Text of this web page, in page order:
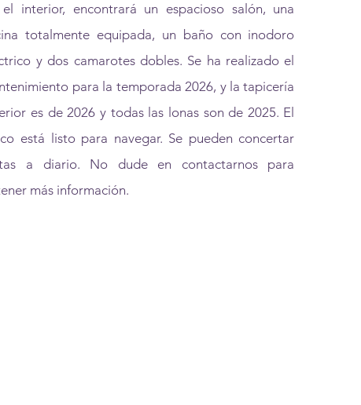
interior, encontrará un espacioso salón, una
totalmente equipada, un baño con inodoro
y dos camarotes dobles. Se ha realizado el
para la temporada 2026, y la tapicería
es de 2026 y todas las lonas son de 2025. El
está listo para navegar. Se pueden concertar
a diario. No dude en contactarnos para
más información.